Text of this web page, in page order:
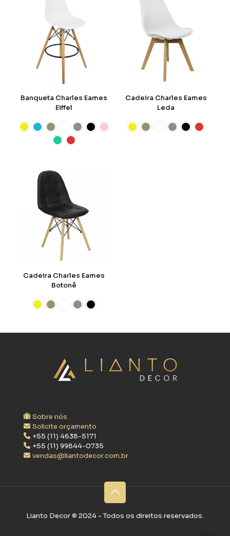
Banqueta Charles Eames
Eiffel
Cadeira Charles Eames
Leda
Cadeira Charles Eames
Botonê
Sobre nós
Solicite orçamento
+55 (11) 4638-5171
+55 (11) 99844-0735
vendas@liantodecor.com.br
Lianto Decor ©‎ 2024 - Todos os direitos reservados.